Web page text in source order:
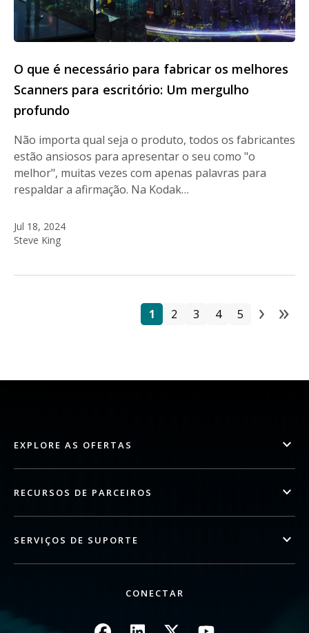
O que é necessário para fabricar os melhores
Scanners para escritório: Um mergulho
profundo
Não importa qual seja o produto, todos os fabricantes
estão ansiosos para apresentar o seu como "o
melhor", muitas vezes com apenas palavras para
respaldar a afirmação. Na Kodak…
Jul 18, 2024
Steve King
Página
1 Página
2 Página
3 Página
4 Página
5 › »
EXPLORE AS OFERTAS
RECURSOS DE PARCEIROS
SERVIÇOS DE SUPORTE
CONECTAR
ImagemImagemImagemImagem